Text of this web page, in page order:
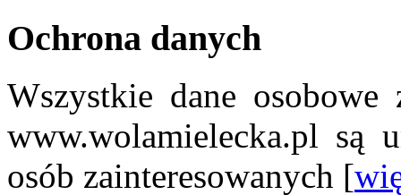
Ochrona danych
Wszystkie dane osobowe
www.wolamielecka.pl są
osób zainteresowanych [